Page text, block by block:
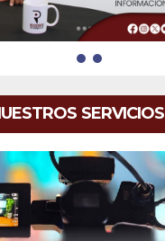
SERVICIOS